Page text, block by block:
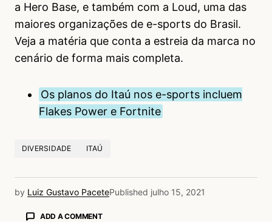
a Hero Base, e também com a Loud, uma das
maiores organizações de e-sports do Brasil.
Veja a matéria que conta a estreia da marca no
cenário de forma mais completa.
Os planos do Itaú nos e-sports incluem
Flakes Power e Fortnite
DIVERSIDADE ITAÚ
by Luiz Gustavo PacetePublished julho 15, 2021
ADD A COMMENT